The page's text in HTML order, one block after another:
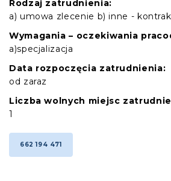
Rodzaj zatrudnienia:
a) umowa zlecenie b) inne -
Wymagania – oczekiwania
a)specjalizacja
Data rozpoczęcia zatrudnienia:
od zaraz
Liczba wolnych miejsc
1
662 194 471